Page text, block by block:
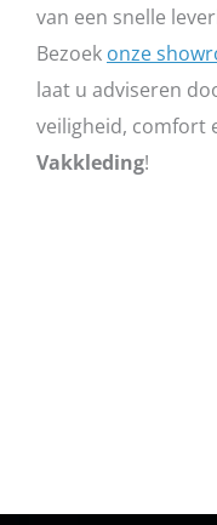
van een snelle
Bezoek onze
laat u adviseren
veiligheid, comfort
Vakkleding!